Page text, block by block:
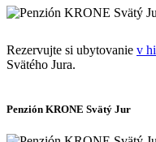
Rezervujte si ubytovanie v
Svätého Jura.
Penzión KRONE Svätý Jur